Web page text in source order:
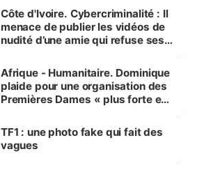
des Transports
Côte d'Ivoire. Cybercriminalité : Il
menace de publier les vidéos de
nudité d’une amie qui refuse ses
Afrique - Humanitaire. Dominique
plaide pour une organisation des
Premières Dames « plus forte et
sur la scène internationale »
TF1 : une photo fake qui fait des
vagues